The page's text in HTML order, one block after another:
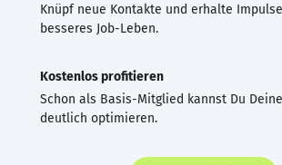
Knüpf neue Kontakte und erhalte
besseres Job-Leben.
Kostenlos profitieren
Schon als Basis-Mitglied kannst Du
deutlich optimieren.